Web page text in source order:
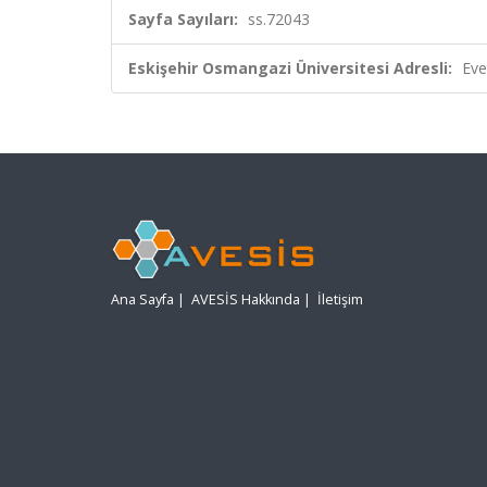
Sayfa Sayıları: ss.72043
Eskişehir Osmangazi Üniversitesi Adresli:
Ana Sayfa | AVESİS Hakkında | İletişim